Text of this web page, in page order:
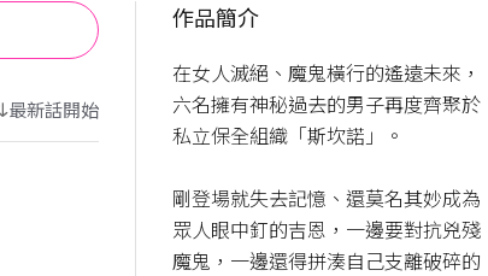
最新話開始
作品簡介
在女人滅絕、魔鬼橫行的遙遠未來，
六名擁有神秘過去的男子再度齊聚於
私立保全組織「斯坎諾」。
剛登場就失去記憶、還莫名其妙成為
眾人眼中釘的吉恩，一邊要對抗兇殘
魔鬼，一邊還得拼湊自己支離破碎的